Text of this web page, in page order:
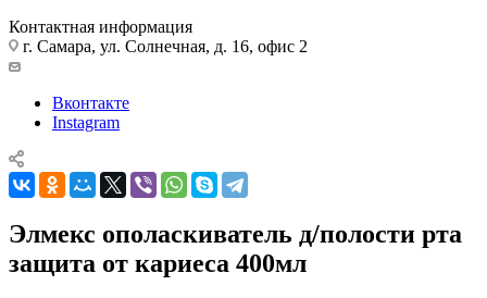
Контактная информация
г. Самара, ул. Солнечная, д. 16, офис 2
Вконтакте
Instagram
Элмекс ополаскиватель д/полости рта
защита от кариеса 400мл